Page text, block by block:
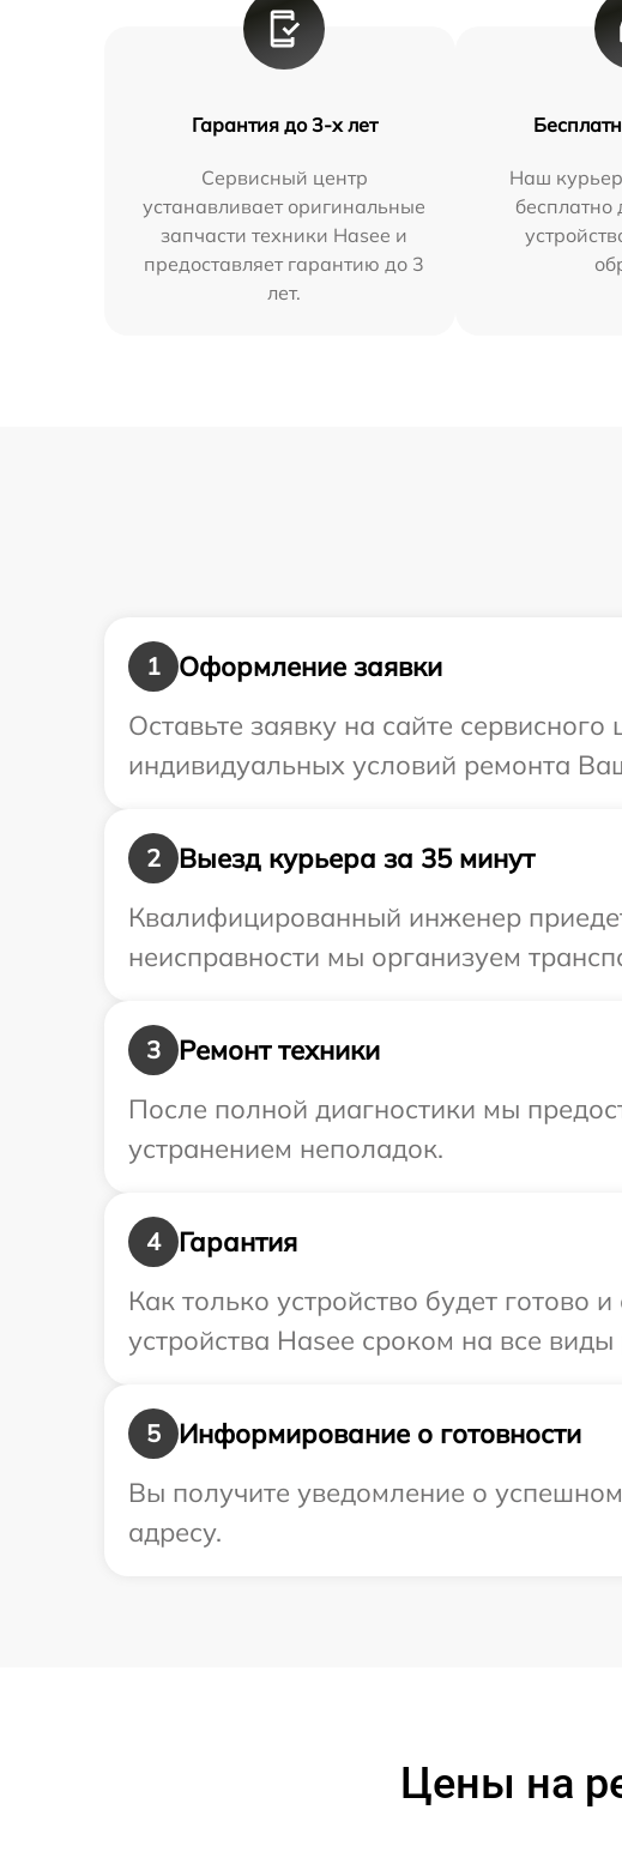
Гарантия до 3-х лет
Сервисный центр
устанавливает оригинальные
запчасти техники Hasee и
предоставляет гарантию до 3
лет.
Наш
бесплатно
1
Оформление заявки
Оставьте заявку на сайте
индивидуальных условий ремонта
2
Выезд курьера за 35 минут
Квалифицированный инженер
неисправности мы организуем
3
Ремонт техники
После полной диагностики мы
устранением неполадок.
4
Гарантия
Как только устройство будет
устройства Hasee сроком на все виды
5
Информирование о готовности
Вы получите уведомление о
адресу.
Цены на